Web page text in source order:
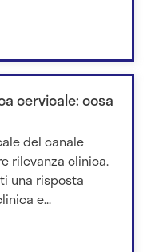
cervicale: cosa
del canale
rilevanza clinica.
una risposta
e...